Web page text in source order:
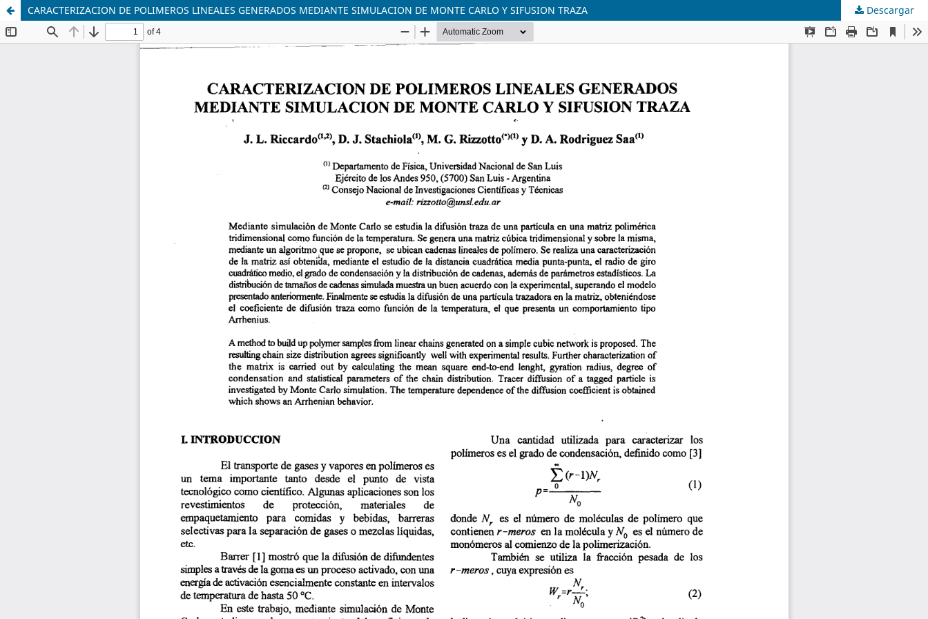
CARACTERIZACION DE POLIMEROS LINEALES GENERADOS MEDIANTE SIMULACION DE MONTE CARLO Y SIFUSION TRAZA Descargar